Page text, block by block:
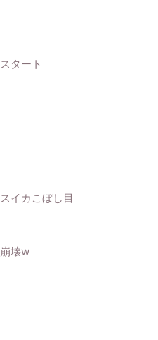
タート
イカこぼし目
壊w